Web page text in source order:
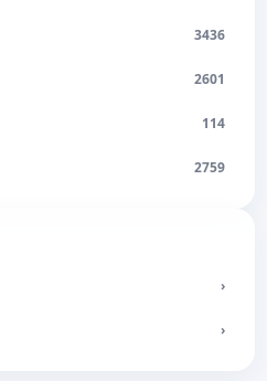
3436
2601
114
2759
›
›